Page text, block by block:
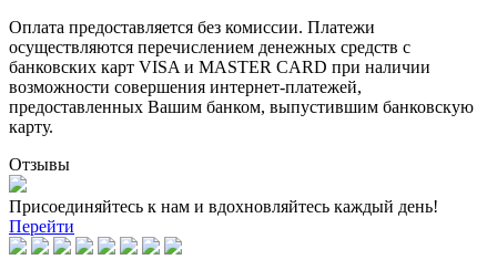
Оплата предоставляется без комиссии. Платежи
осуществляются перечислением денежных средств с
банковских карт VISA и MASTER CARD при наличии
возможности совершения интернет-платежей,
предоставленных Вашим банком, выпустившим банковскую
карту.
Отзывы
Присоединяйтесь к нам и вдохновляйтесь каждый день!
Перейти